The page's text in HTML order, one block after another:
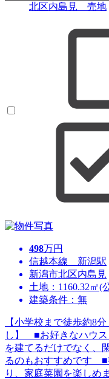
北区内島見 売地
498万円
信越本線 新潟駅
新潟市北区内島見
土地：1160.32㎡(
建築条件：無
【小学校まで徒歩約8
し】 ■お好きなハウ
を建てるだけでなく、
るのもおすすめです ■
り、家庭菜園を楽しめ